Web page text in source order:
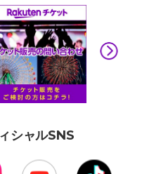
シャルSNS